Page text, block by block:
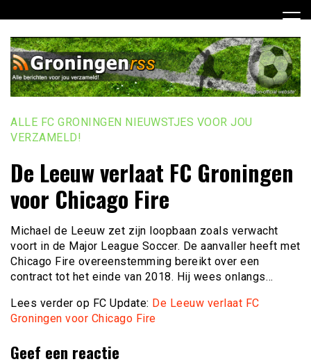
naar
inhoud
ALLE FC GRONINGEN NIEUWSTJES VOOR JOU
VERZAMELD!
De Leeuw verlaat FC Groningen
voor Chicago Fire
Michael de Leeuw zet zijn loopbaan zoals verwacht
voort in de Major League Soccer. De aanvaller heeft met
Chicago Fire overeenstemming bereikt over een
contract tot het einde van 2018. Hij wees onlangs…
Lees verder op FC Update: De Leeuw verlaat FC
Groningen voor Chicago Fire
Geef een reactie